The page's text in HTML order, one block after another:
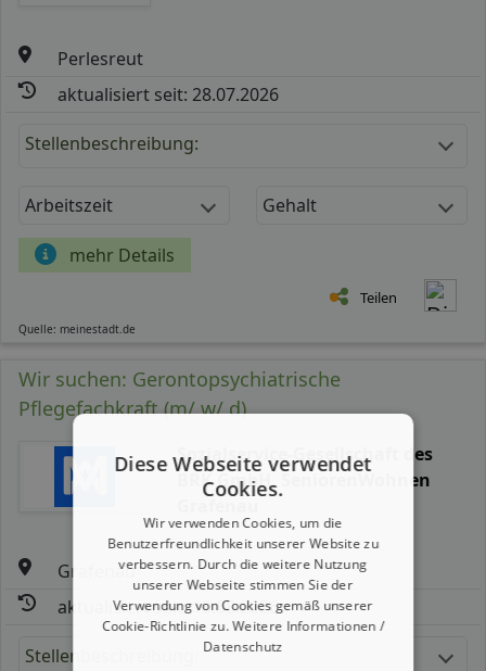
Perlesreut
aktualisiert seit: 28.07.2026
Stellenbeschreibung:
Arbeitszeit Gehalt
mehr Details
Teilen
Quelle: meinestadt.de
Wir suchen: Gerontopsychiatrische
Pflegefachkraft (m/ w/ d)
Sozialservice-Gesellschaft des
BRK GmbH, SeniorenWohnen
Grafenau
aktualisiert seit: 10.08.2026
Stellenbeschreibung:
Diese Webseite verwendet
Cookies.
Wir verwenden Cookies, um die
Benutzerfreundlichkeit unserer Website zu
verbessern. Durch die weitere Nutzung
unserer Webseite stimmen Sie der
Verwendung von Cookies gemäß unserer
Cookie-Richtlinie zu.Weitere Informationen /
Datenschutz